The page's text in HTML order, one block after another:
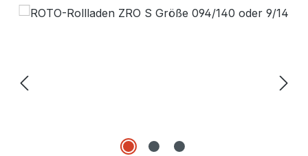
Bildergalerie überspringen